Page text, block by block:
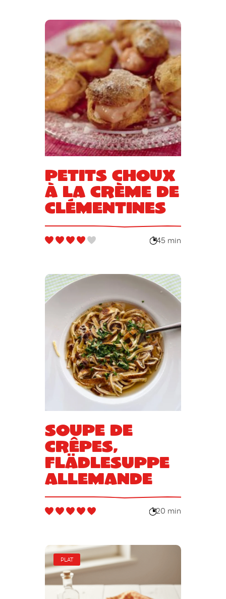
Petits choux
à la crème de
clémentines
45 min
Soupe de
crêpes,
flädlesuppe
allemande
20 min
PLAT